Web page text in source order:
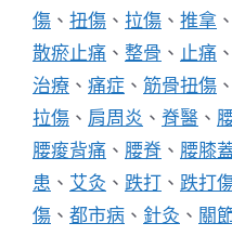
傷 、 扭傷 、 拉傷 、 推拿 、
散瘀止痛 、 整骨 、 止痛 、
治療 、 痛症 、 筋骨扭傷 、
拉傷 、 肩周炎 、 脊醫 、
腰痠背痛 、 腰脊 、 腰膝
患 、 艾灸 、 跌打 、 跌打
傷 、 都市病 、 針灸 、 關